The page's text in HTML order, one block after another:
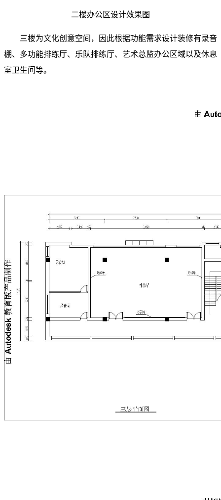
二楼办公区设计效果图
三楼为文化创意空间，因此根据功能需求设计装修有录音
棚、多功能排练厅、乐队排练厅、艺术总监办公区域以及休息
室卫生间等。